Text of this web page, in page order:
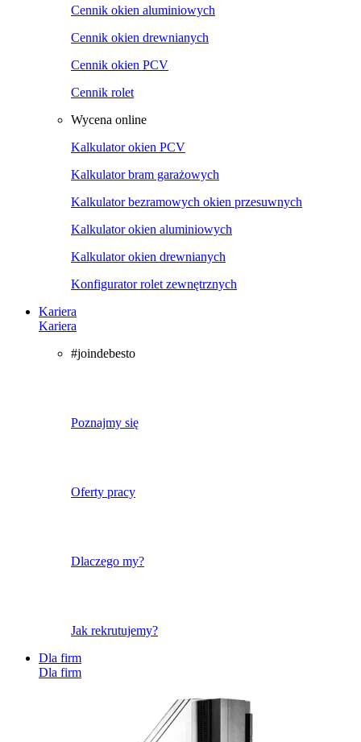
Cennik okien aluminiowych
Cennik okien drewnianych
Cennik okien PCV
Cennik rolet
Wycena online
Kalkulator okien PCV
Kalkulator bram garażowych
Kalkulator bezramowych okien przesuwnych
Kalkulator okien aluminiowych
Kalkulator okien drewnianych
Konfigurator rolet zewnętrznych
Kariera
Kariera
#joindebesto
Poznajmy się
Oferty pracy
Dlaczego my?
Jak rekrutujemy?
Dla firm
Dla firm